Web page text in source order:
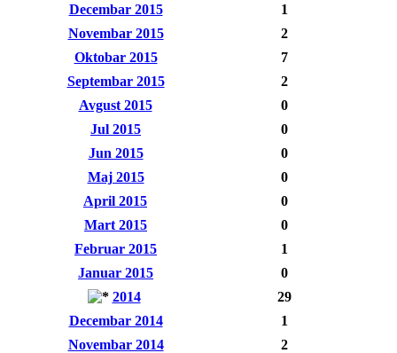
Decembar 2015
1
Novembar 2015
2
Oktobar 2015
7
Septembar 2015
2
Avgust 2015
0
Jul 2015
0
Jun 2015
0
Maj 2015
0
April 2015
0
Mart 2015
0
Februar 2015
1
Januar 2015
0
2014
29
Decembar 2014
1
Novembar 2014
2